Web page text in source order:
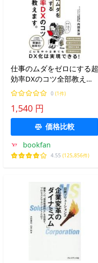
仕事のムダをゼロにする超
効率DXのコツ全部教えま
す。/内田光治
0 (1件)
1,540 円
価格比較
bookfan
4.55 (125,856件)